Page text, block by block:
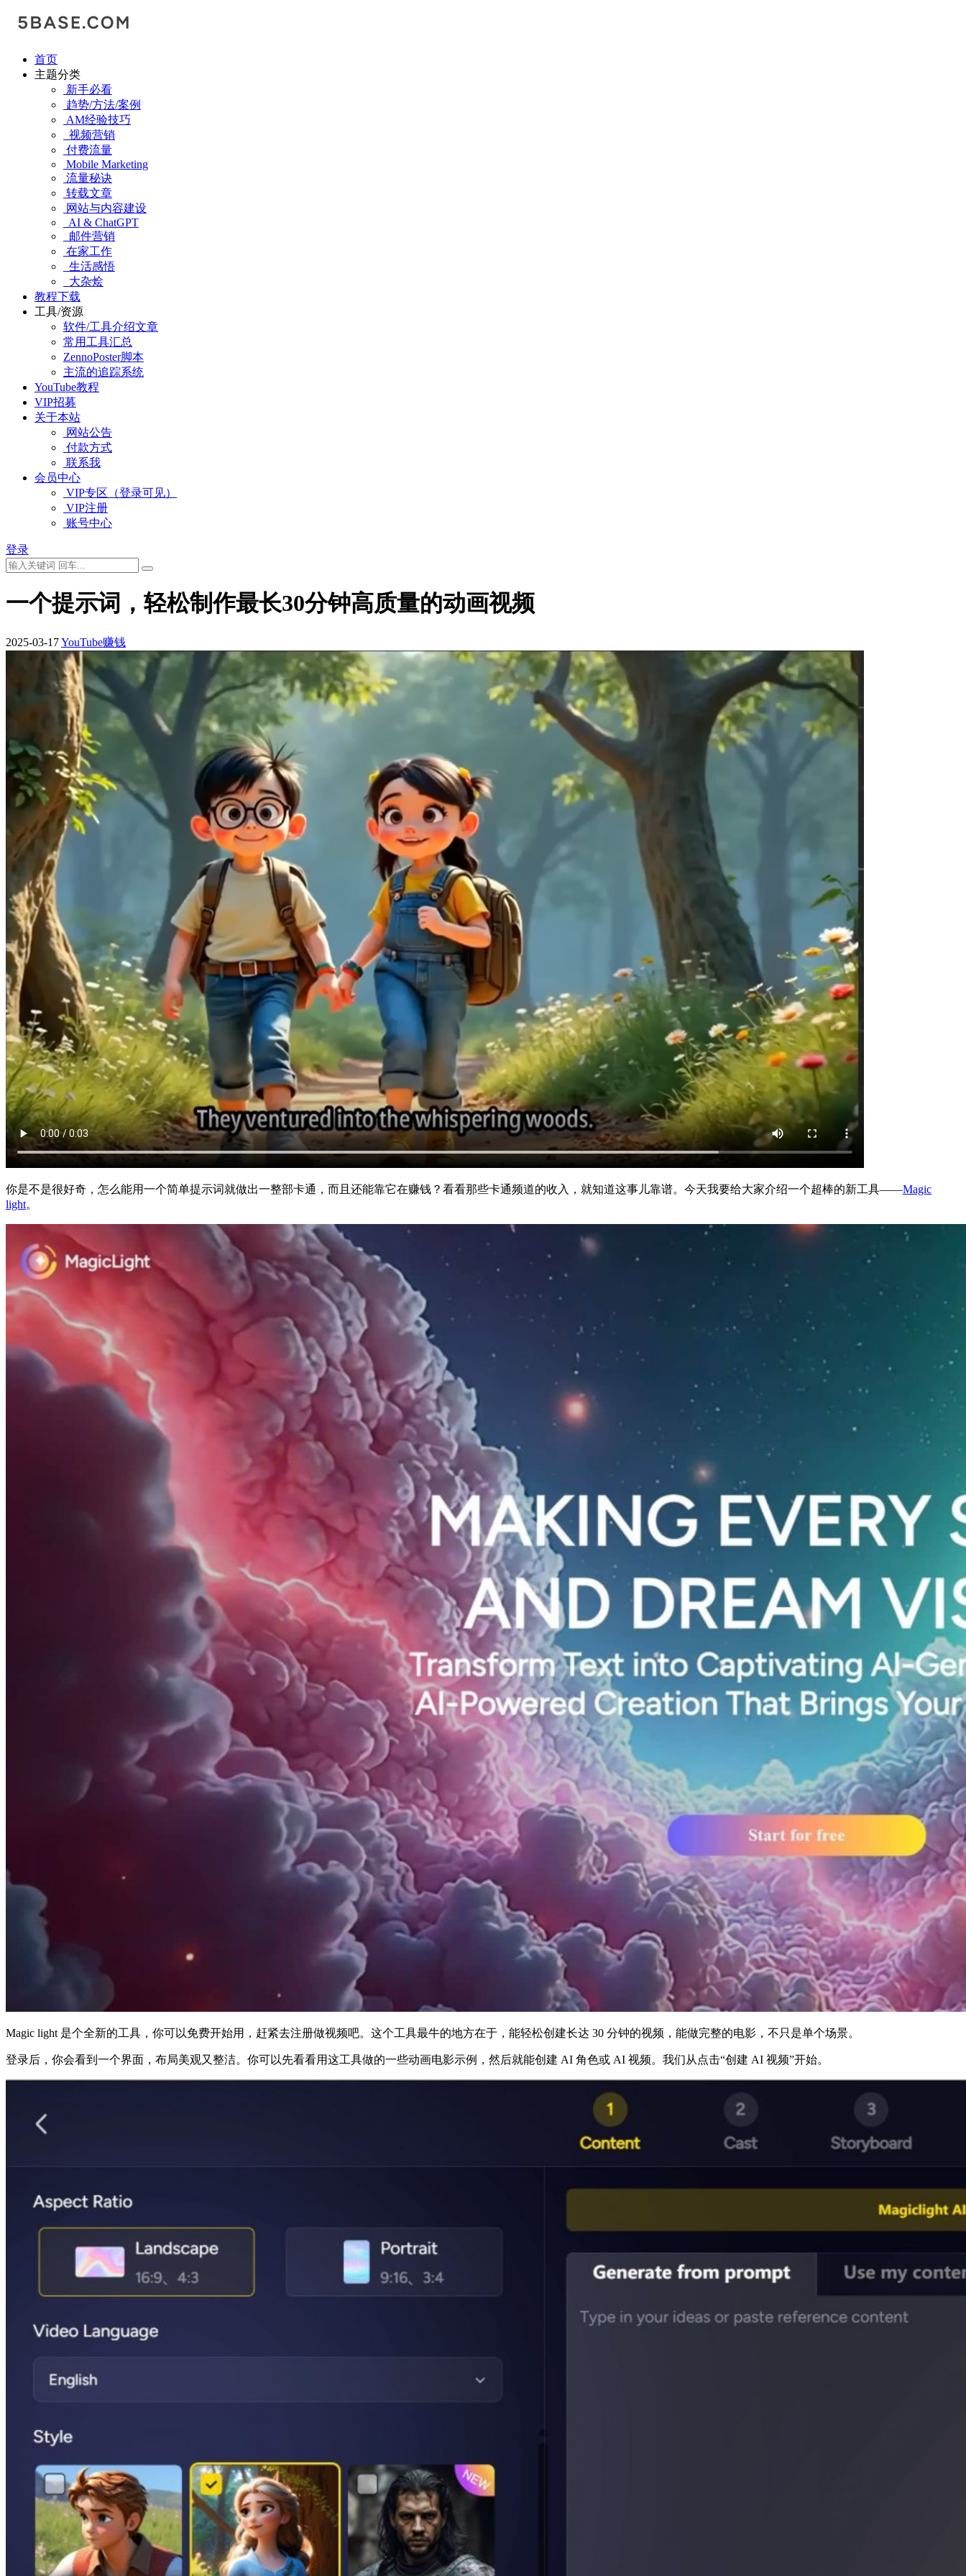
首页
主题分类
新手必看
趋势/方法/案例
AM经验技巧
视频营销
付费流量
Mobile Marketing
流量秘诀
转载文章
网站与内容建设
AI & ChatGPT
邮件营销
在家工作
生活感悟
大杂烩
教程下载
工具/资源
软件/工具介绍文章
常用工具汇总
ZennoPoster脚本
主流的追踪系统
YouTube教程
VIP招募
关于本站
网站公告
付款方式
联系我
会员中心
VIP专区（登录可见）
VIP注册
账号中心
登录
一个提示词，轻松制作最长30分钟高质量的动画视频
2025-03-17YouTube赚钱
你是不是很好奇，怎么能用一个简单提示词就做出一整部卡通，而且还能靠它在赚钱？看看那些卡通频道的收入，就知道这事儿靠谱。今天我要给大家介绍一个超棒的新工具——Magic
light。
Magic light 是个全新的工具，你可以免费开始用，赶紧去注册做视频吧。这个工具最牛的地方在于，能轻松创建长达 30 分钟的视频，能做完整的电影，不只是单个场景。
登录后，你会看到一个界面，布局美观又整洁。你可以先看看用这工具做的一些动画电影示例，然后就能创建 AI 角色或 AI 视频。我们从点击“创建 AI 视频”开始。